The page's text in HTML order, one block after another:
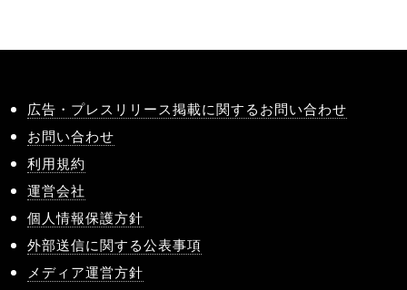
広告・プレスリリース掲載に関するお問い合わせ
お問い合わせ
利用規約
運営会社
個人情報保護方針
外部送信に関する公表事項
メディア運営方針